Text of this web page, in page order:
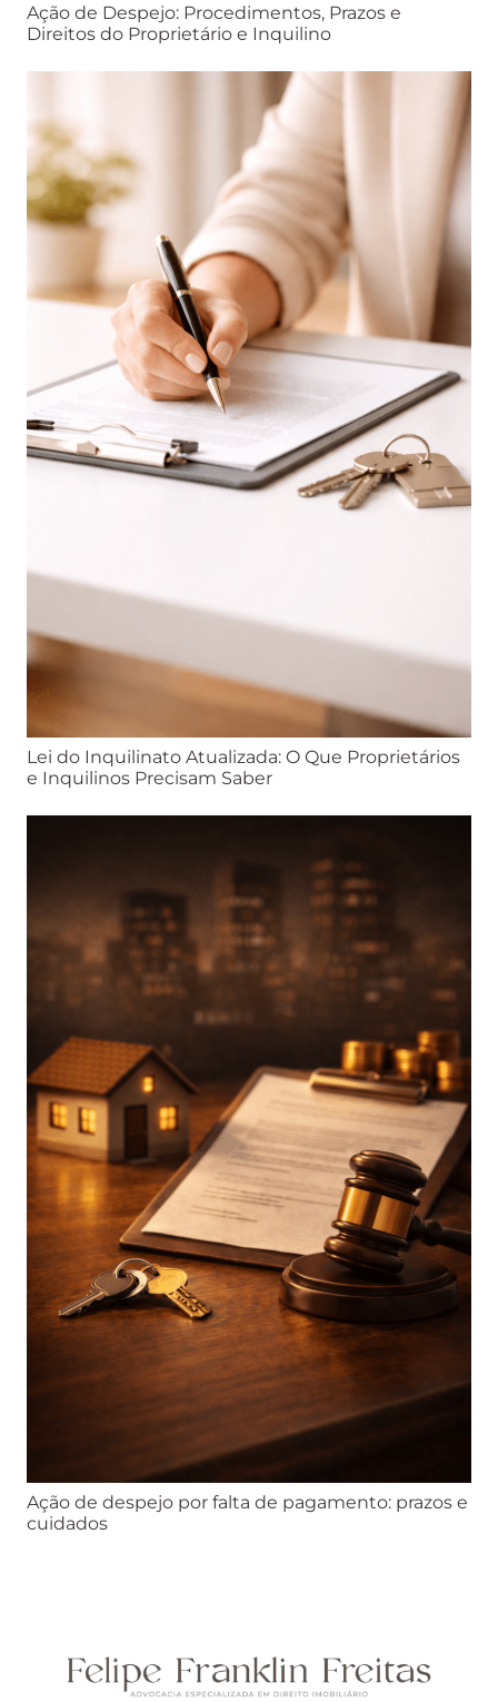
Ação de Despejo: Procedimentos, Prazos e
Direitos do Proprietário e Inquilino
Lei do Inquilinato Atualizada: O Que Proprietários
e Inquilinos Precisam Saber
Ação de despejo por falta de pagamento: prazos e
cuidados